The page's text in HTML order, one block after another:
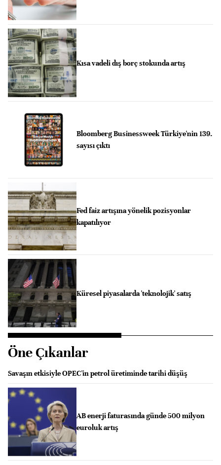
Kısa vadeli dış borç stokunda artış
Bloomberg Businessweek Türkiye'nin 139.
sayısı çıktı
Fed faiz artışına yönelik pozisyonlar
kapatılıyor
Küresel piyasalarda 'teknolojik' satış
Öne Çıkanlar
Savaşın etkisiyle OPEC'in petrol üretiminde tarihi düşüş
AB enerji faturasında günde 500 milyon
euroluk artış